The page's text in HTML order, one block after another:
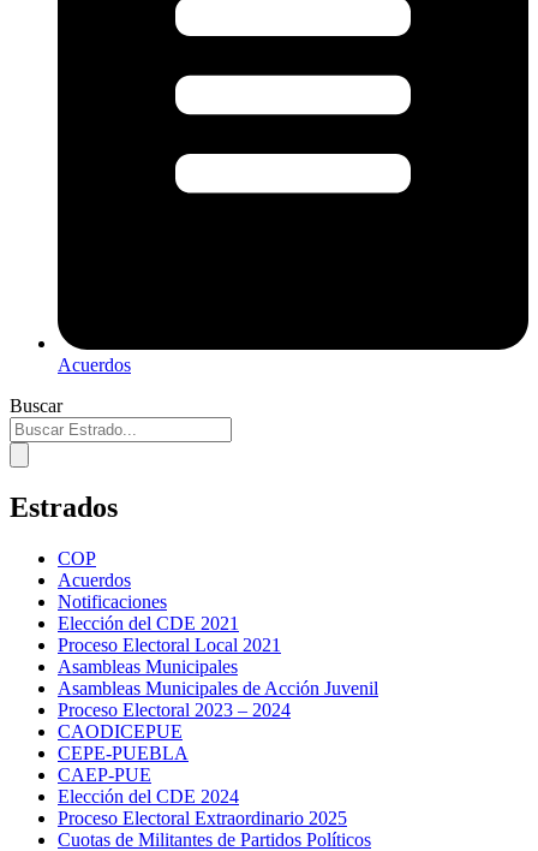
Acuerdos
Buscar
Estrados
COP
Acuerdos
Notificaciones
Elección del CDE 2021
Proceso Electoral Local 2021
Asambleas Municipales
Asambleas Municipales de Acción Juvenil
Proceso Electoral 2023 – 2024
CAODICEPUE
CEPE-PUEBLA
CAEP-PUE
Elección del CDE 2024
Proceso Electoral Extraordinario 2025
Cuotas de Militantes de Partidos Políticos